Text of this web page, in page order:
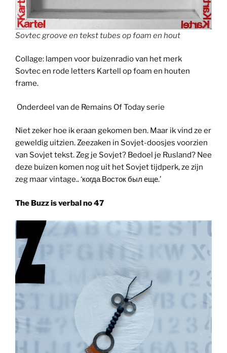
Sovtec groove en tekst tubes op foam en hout
Collage: lampen voor buizenradio van het merk
Sovtec en rode letters Kartell op foam en houten
frame.
Onderdeel van de Remains Of Today serie
Niet zeker hoe ik eraan gekomen ben. Maar ik vind ze er
geweldig uitzien. Zeezaken in Sovjet-doosjes voorzien
van Sovjet tekst. Zeg je Sovjet? Bedoel je Rusland? Nee
deze buizen komen nog uit het Sovjet tijdperk, ze zijn
zeg maar vintage.. ‘когда Восток был еще.’
The Buzz is verbal no 47